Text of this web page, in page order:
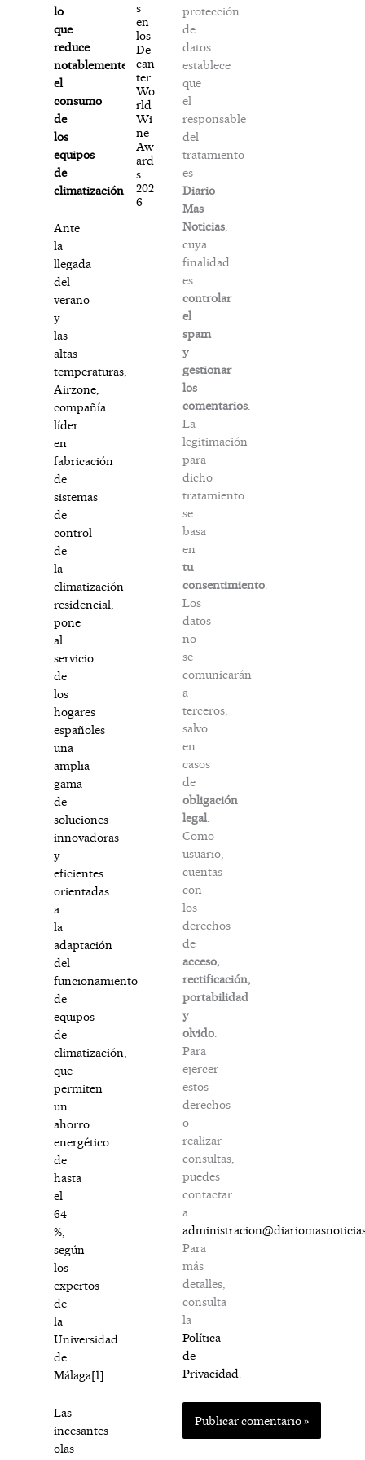
lo
que
reduce
notablemente
el
consumo
de
los
equipos
de
climatización.
Ante
la
llegada
del
verano
y
las
altas
temperaturas,
Airzone,
compañía
líder
en
fabricación
de
sistemas
de
control
de
la
climatización
residencial,
pone
al
servicio
de
los
hogares
españoles
una
amplia
gama
de
soluciones
innovadoras
y
eficientes
orientadas
a
la
adaptación
del
funcionamiento
de
equipos
de
climatización,
que
permiten
un
ahorro
energético
de
hasta
el
64
%,
según
los
expertos
de
la
Universidad
de
Málaga[1]
Las
incesantes
olas
s
en
los
De
can
ter
Wo
rld
Wi
ne
Aw
ard
s
202
6
protección
de
datos
establece
que
el
responsable
del
tratamiento
es
Diario
Mas
Noticias,
cuya
finalidad
es
controlar
el
spam
y
gestionar
los
comentarios.
La
legitimación
para
dicho
tratamiento
se
basa
en
tu
consentimiento.
Los
datos
no
se
comunicarán
a
terceros,
salvo
en
casos
de
obligación
legal.
Como
usuario,
cuentas
con
los
derechos
de
acceso,
rectificación,
portabilidad
y
olvido.
Para
ejercer
estos
derechos
o
realizar
consultas,
puedes
contactar
a
Para
más
detalles,
consulta
la
Política
de
Privacidad